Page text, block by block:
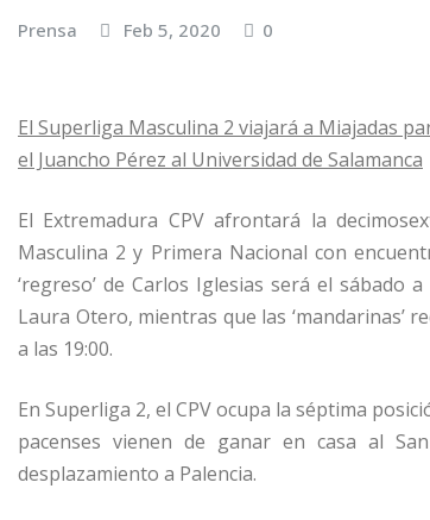
Prensa Feb 5, 2020 0
El Superliga Masculina 2 viajará a Miajadas
el Juancho Pérez al Universidad de Salamanca
El Extremadura CPV afrontará la
Masculina 2 y Primera Nacional con
‘regreso’ de Carlos Iglesias será el sábado
Laura Otero, mientras que las ‘mandarinas’
a las 19:00.
En Superliga 2, el CPV ocupa la séptima
pacenses vienen de ganar en casa al
desplazamiento a Palencia.